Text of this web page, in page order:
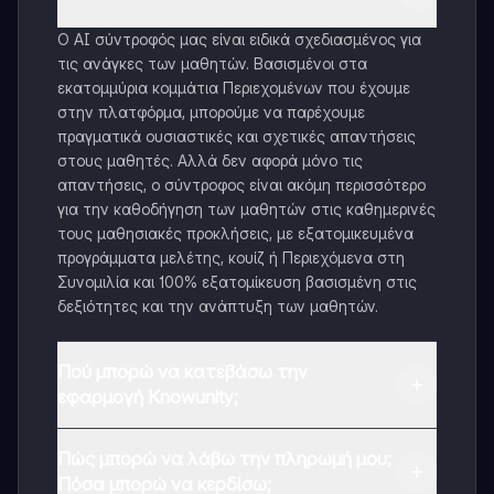
Ο AI σύντροφός μας είναι ειδικά σχεδιασμένος για
τις ανάγκες των μαθητών. Βασισμένοι στα
εκατομμύρια κομμάτια Περιεχομένων που έχουμε
στην πλατφόρμα, μπορούμε να παρέχουμε
πραγματικά ουσιαστικές και σχετικές απαντήσεις
στους μαθητές. Αλλά δεν αφορά μόνο τις
απαντήσεις, ο σύντροφος είναι ακόμη περισσότερο
για την καθοδήγηση των μαθητών στις καθημερινές
τους μαθησιακές προκλήσεις, με εξατομικευμένα
προγράμματα μελέτης, κουίζ ή Περιεχόμενα στη
Συνομιλία και 100% εξατομίκευση βασισμένη στις
δεξιότητες και την ανάπτυξη των μαθητών.